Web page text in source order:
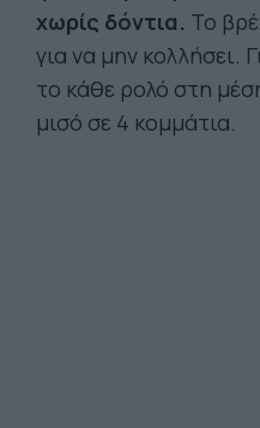
χωρίς δόντια. Το
για να μην κολλήσει.
το κάθε ρολό στη
μισό σε 4 κομμάτια.